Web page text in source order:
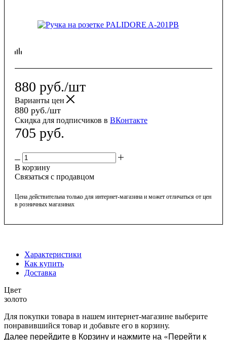
880 руб./шт
Варианты цен
880 руб./шт
Скидка для подписчиков в ВКонтакте
705 руб.
В корзину
Связаться с продавцом
Цена действительна только для интернет-магазина и может отличаться от цен
в розничных магазинах
Характеристики
Как купить
Доставка
Цвет
золото
Для покупки товара в нашем интернет-магазине выберите
понравившийся товар и добавьте его в корзину.
Далее перейдите в Корзину и нажмите на «Перейти к